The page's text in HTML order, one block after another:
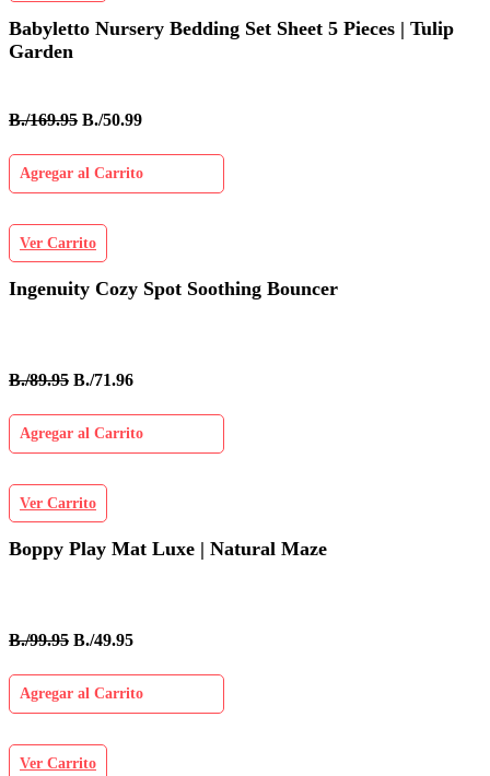
Babyletto Nursery Bedding Set Sheet 5 Pieces | Tulip
Garden
B./169.95 B./50.99
Agregar al Carrito
Ver Carrito
Ingenuity Cozy Spot Soothing Bouncer
B./89.95 B./71.96
Agregar al Carrito
Ver Carrito
Boppy Play Mat Luxe | Natural Maze
B./99.95 B./49.95
Agregar al Carrito
Ver Carrito